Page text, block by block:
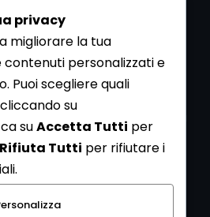
gratuita di archeologia realizzata
iscriviti alla nostra
l'utente dichiara di aver letto
e di acconsentire al trattamento
privacy
migliorare la tua
contenuti personalizzati e
Puoi scegliere quali
su
suAccetta Tutti per
Rifiuta Tutti per rifiutare i